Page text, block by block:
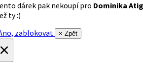
dárek pak nekoupí pro Dominika
ty :)
zablokovat
× Zpět